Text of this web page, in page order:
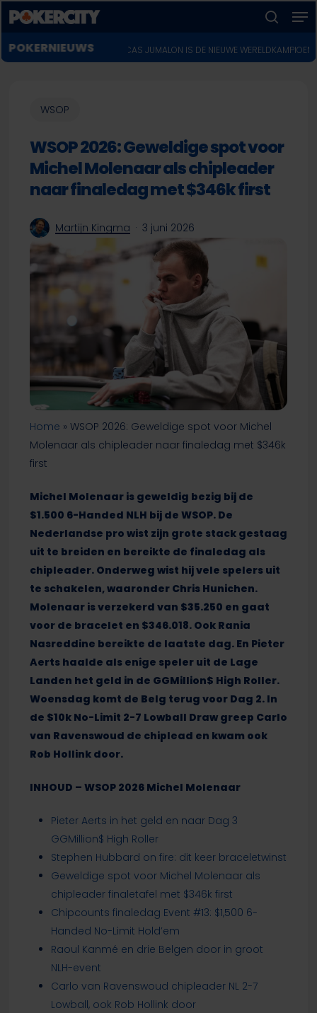
Skip
to
main
content
POKERNIEUWS
WSOP 2026: LUCAS JUMALON IS DE NIEUWE WERELDKAMPIOEN VOOR $10
WSOP
WSOP 2026: Geweldige spot voor
Michel Molenaar als chipleader
naar finaledag met $346k first
Martijn Kingma 3 juni 2026
Home » WSOP 2026: Geweldige spot voor Michel
Molenaar als chipleader naar finaledag met $346k
first
Michel Molenaar is geweldig bezig bij de
$1.500 6-Handed NLH bij de WSOP. De
Nederlandse pro wist zijn grote stack gestaag
uit te breiden en bereikte de finaledag als
chipleader. Onderweg wist hij vele spelers uit
te schakelen, waaronder Chris Hunichen.
Molenaar is verzekerd van $35.250 en gaat
voor de bracelet en $346.018. Ook Rania
Nasreddine bereikte de laatste dag. En Pieter
Aerts haalde als enige speler uit de Lage
Landen het geld in de GGMillion$ High Roller.
Woensdag komt de Belg terug voor Dag 2. In
de $10k No-Limit 2-7 Lowball Draw greep Carlo
van Ravenswoud de chiplead en kwam ook
Rob Hollink door.
INHOUD – WSOP 2026 Michel Molenaar
Pieter Aerts in het geld en naar Dag 3
GGMillion$ High Roller
Stephen Hubbard on fire: dit keer braceletwinst
Geweldige spot voor Michel Molenaar als
chipleader finaletafel met $346k first
Chipcounts finaledag Event #13: $1,500 6-
Handed No-Limit Hold’em
Raoul Kanmé en drie Belgen door in groot
NLH-event
Carlo van Ravenswoud chipleader NL 2-7
Lowball, ook Rob Hollink door
Menu
sluiten